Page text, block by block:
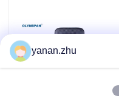
Notizie
Casi
yanan.zhu